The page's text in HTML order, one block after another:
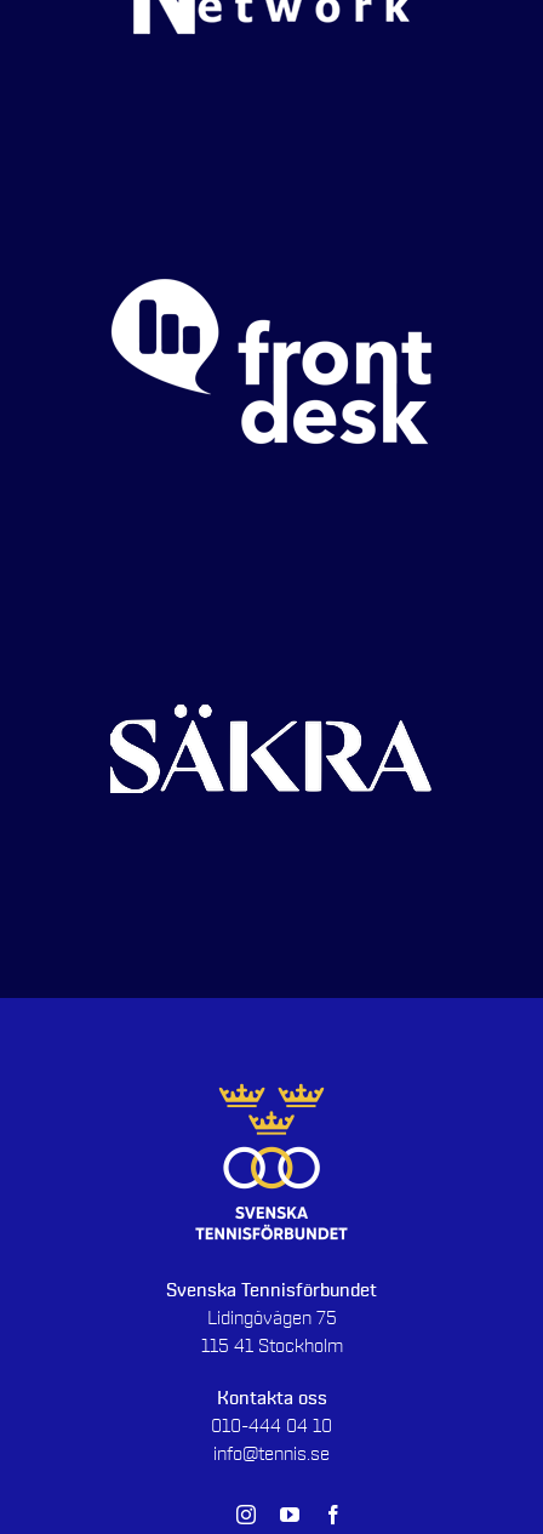
Svenska Tennisförbundet
Lidingövägen 75
115 41 Stockholm
Kontakta oss
010-444 04 10
info@tennis.se